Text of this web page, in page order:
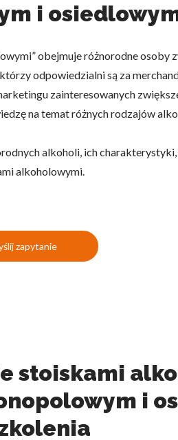
i
obejmuje różnorodne osoby
odpowiedzialni są za
zainteresowanych
na temat różnych rodzajów
alkoholi, ich
alkoholowymi.
zapytanie
stoiskami
i